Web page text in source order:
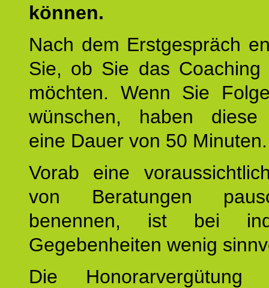
können.
Nach dem Erstgespräch
Sie, ob Sie das Coaching
möchten. Wenn Sie
wünschen, haben diese
eine Dauer von 50 Minuten.
Vorab eine
von Beratungen
benennen, ist bei
Gegebenheiten wenig
Die